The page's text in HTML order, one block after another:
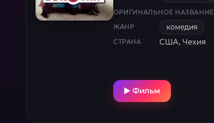
ОРИГИНАЛЬНОЕ НАЗВАНИЕ
ЖАНР комедия
СТРАНА США, Чехия
Фильм